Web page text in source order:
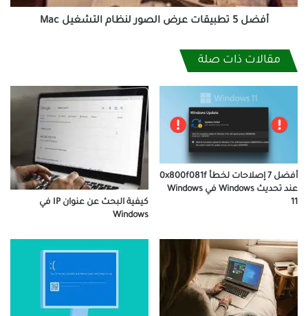
أفضل 5 تطبيقات عرض الصور لنظام التشغيل Mac
مقالات ذات صلة
أفضل 7 إصلاحات لخطأ 0x800f081f
عند تحديث Windows في Windows
11
كيفية البحث عن عنوان IP في
Windows